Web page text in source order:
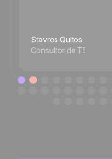
Stavros Quitos
Consultor de TI